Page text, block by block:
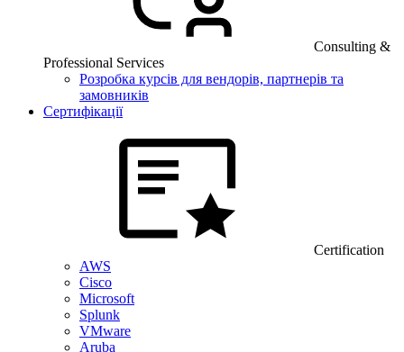
Consulting &
Professional Services
Розробка курсів для вендорів, партнерів та
замовників
Сертифікації
Certification
AWS
Cisco
Microsoft
Splunk
VMware
Aruba